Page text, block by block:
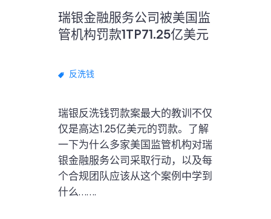
瑞银金融服务公司被美国监
管机构罚款1TP71.25亿美元
反洗钱
瑞银反洗钱罚款案最大的教训不仅
仅是高达1.25亿美元的罚款。了解
一下为什么多家美国监管机构对瑞
银金融服务公司采取行动，以及每
个合规团队应该从这个案例中学到
什么…….